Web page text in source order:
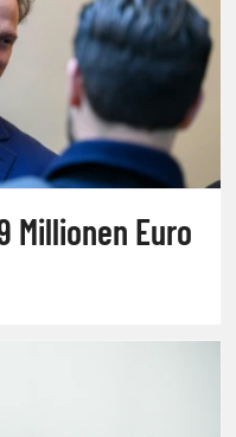
Millionen Euro